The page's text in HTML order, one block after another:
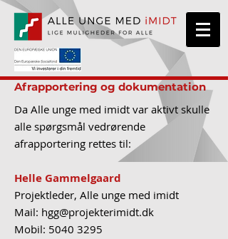
Afrapportering og dokumentation
Da Alle unge med imidt var aktivt skulle
alle spørgsmål vedrørende
afrapportering rettes til:
Helle Gammelgaard
Projektleder, Alle unge med imidt
Mail: hgg@projekterimidt.dk
Mobil: 5040 3295